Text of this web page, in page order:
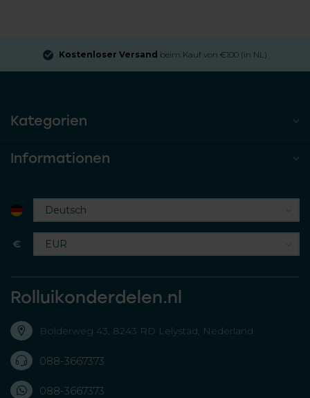
Kostenloser Versand beim Kauf von €100 (in NL)
Kategorien
Informationen
€
Rolluikonderdelen.nl
Bolderweg 43, 8243 RD Lelystad, Nederland
088-3667373
088-3667373